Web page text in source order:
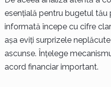
esențială pentru bugetul tău
informată începe cu cifre
așa eviți surprizele
ascunse. Înțelege
acord financiar important.